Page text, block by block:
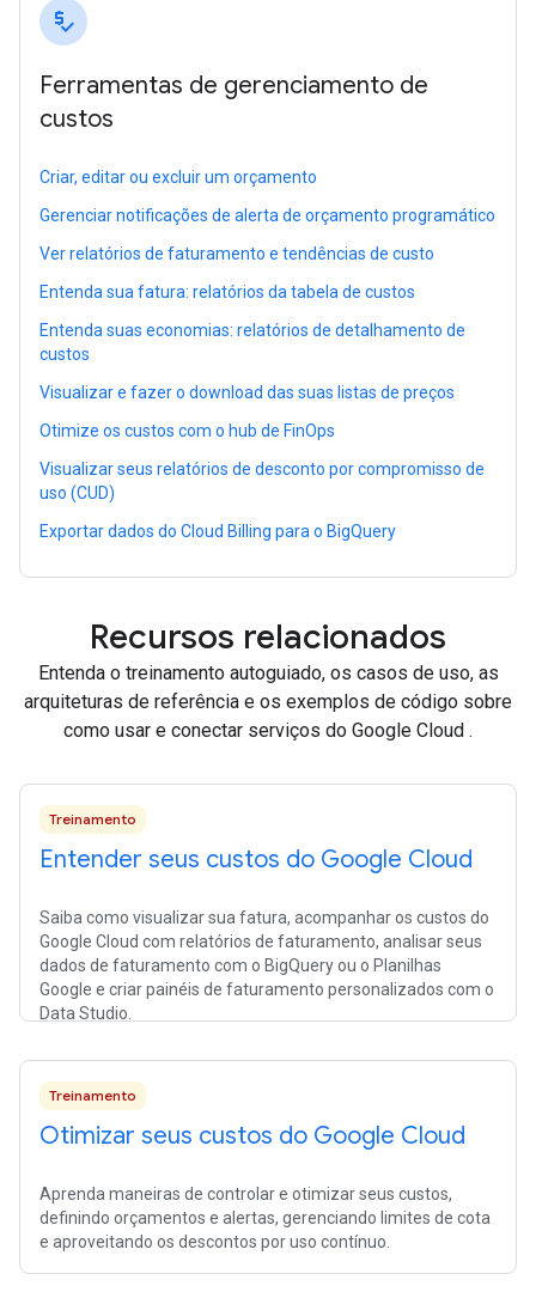
price_check
Ferramentas de gerenciamento de
custos
Criar, editar ou excluir um orçamento
Gerenciar notificações de alerta de orçamento programático
Ver relatórios de faturamento e tendências de custo
Entenda sua fatura: relatórios da tabela de custos
Entenda suas economias: relatórios de detalhamento de
custos
Visualizar e fazer o download das suas listas de preços
Otimize os custos com o hub de FinOps
Visualizar seus relatórios de desconto por compromisso de
uso (CUD)
Exportar dados do Cloud Billing para o BigQuery
Recursos relacionados
Entenda o treinamento autoguiado, os casos de uso, as
arquiteturas de referência e os exemplos de código sobre
como usar e conectar serviços do Google Cloud .
Treinamento
Entender seus custos do Google Cloud
Saiba como visualizar sua fatura, acompanhar os custos do
Google Cloud com relatórios de faturamento, analisar seus
dados de faturamento com o BigQuery ou o Planilhas
Google e criar painéis de faturamento personalizados com o
Data Studio.
Treinamento
Otimizar seus custos do Google Cloud
Aprenda maneiras de controlar e otimizar seus custos,
definindo orçamentos e alertas, gerenciando limites de cota
e aproveitando os descontos por uso contínuo.